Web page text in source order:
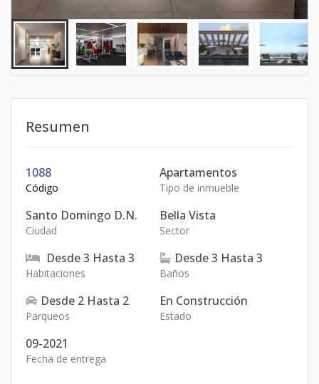
Resumen
1088
Código
Apartamentos
Tipo de inmueble
Santo Domingo D.N.
Ciudad
Bella Vista
Sector
Desde3 Hasta 3
Habitaciones
Desde3 Hasta 3
Baños
Desde 2 Hasta 2
Parqueos
En Construcción
Estado
09-2021
Fecha de entrega